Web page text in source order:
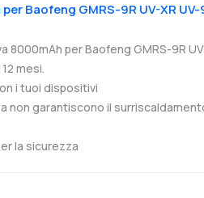
Baofeng GMRS-9R UV-XR UV-
8000mAh per Baofeng GMRS-9R
mesi.
i tuoi dispositivi
non garantiscono il
la sicurezza